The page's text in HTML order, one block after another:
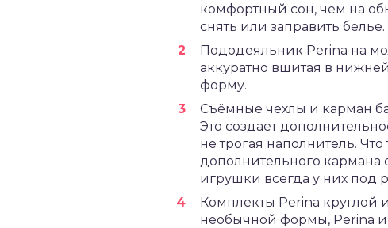
комфортный сон, чем на
снять или заправить белье.
Пододеяльник Perina на
аккуратно вшитая в
форму.
Съёмные чехлы и карман
Это создает
не трогая наполнитель.
дополнительного кармана
игрушки всегда у них под
Комплекты Perina круглой
необычной формы, Perina